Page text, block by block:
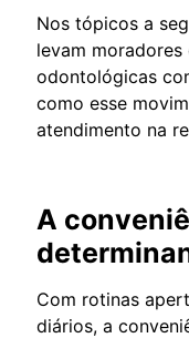
Nos tópicos a
levam
odontológicas
como esse
atendimento na
A
Com rotinas
diários, a